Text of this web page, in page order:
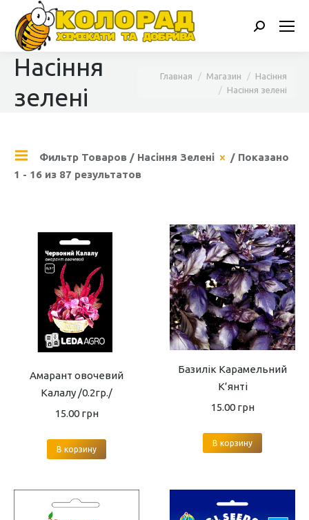
Поиск:
Насіння
зелені
Вы здесь:
Главная Магазин
Насіння
Насіння зелені
Фильтр Товаров / Насіння Зелені
/ Показано
1 - 16 из 87 результатов
Амарант овочевий
Калалу /0.2гр./
15.00 грн
В корзину
Базилік Карамельний
К’янті
15.00 грн
В корзину